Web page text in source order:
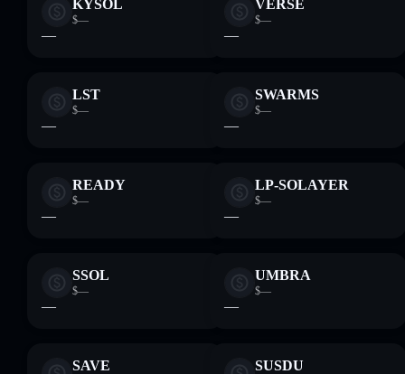
KYSOL
$—
—
VERSE
$—
—
LST
$—
—
SWARMS
$—
—
READY
$—
—
LP-SOLAYER
$—
—
SSOL
$—
—
UMBRA
$—
—
SAVE SUSDU